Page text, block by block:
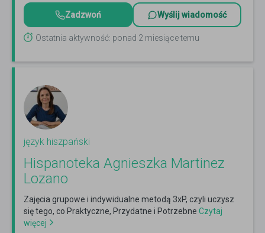
Zadzwoń Wyślij wiadomość
Ostatnia aktywność: ponad 2 miesiące temu
język hiszpański
Hispanoteka Agnieszka Martinez
Lozano
Zajęcia grupowe i indywidualne metodą 3xP, czyli uczysz
się tego, co Praktyczne, Przydatne i Potrzebne Czytaj
więcej